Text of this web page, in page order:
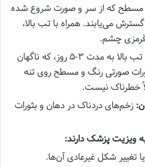
و مسطح که از سر و صورت شروع شده
می‌یابند. همراه با تب بالا،
قرمزی چشم.
تب بالا به مدت ۳-۵ روز، که ناگهان
صورتی رنگ و مسطح روی تنه
خطرناک نیست.
زخم‌های دردناک در دهان و بثورات
ویزیت پزشک دارند:
تغییر شکل غیرعادی آن‌ها.